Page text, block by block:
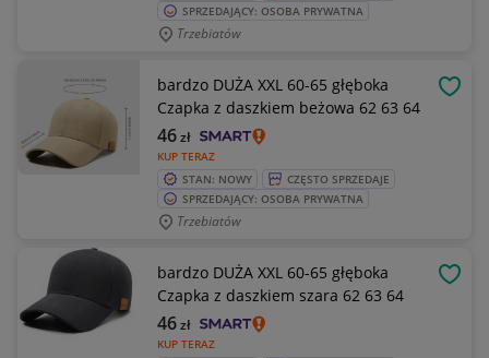
SPRZEDAJĄCY: OSOBA PRYWATNA
Trzebiatów
bardzo DUŻA XXL 60-65 głęboka
Czapka z daszkiem beżowa 62 63 64
KUP TERAZ
46zł
STAN: NOWY
CZĘSTO SPRZEDAJE
SPRZEDAJĄCY: OSOBA PRYWATNA
Trzebiatów
bardzo DUŻA XXL 60-65 głęboka
Czapka z daszkiem szara 62 63 64
KUP TERAZ
46zł